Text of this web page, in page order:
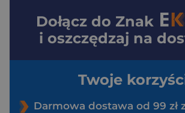
Dołącz do Znak
i oszczędzaj na
Twoje
Darmowa dostawa od 99 zł